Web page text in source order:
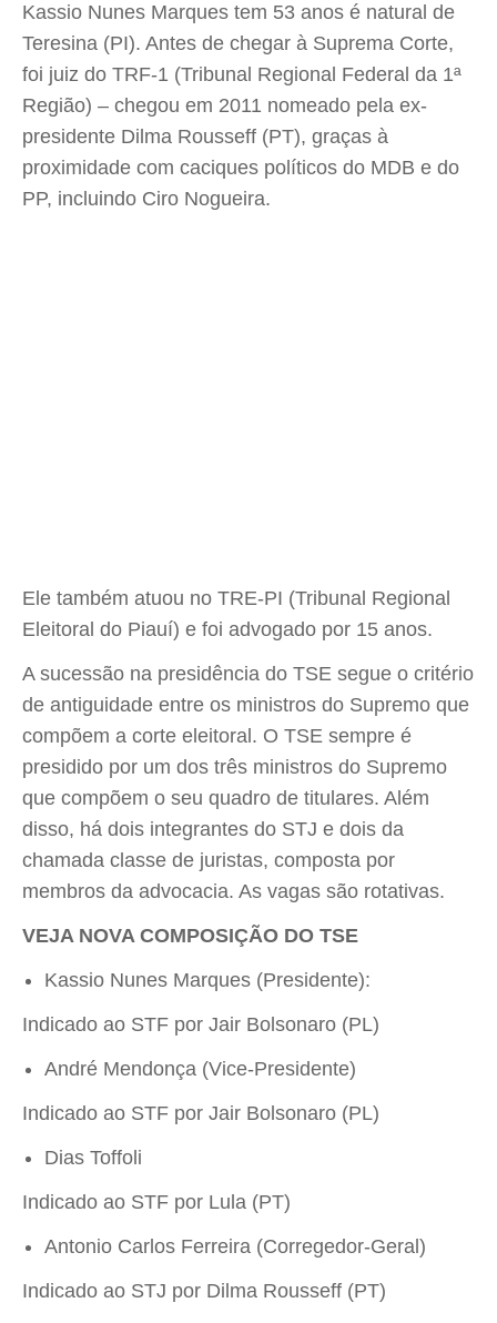
Kassio Nunes Marques tem 53 anos é natural de
Teresina (PI). Antes de chegar à Suprema Corte,
foi juiz do TRF-1 (Tribunal Regional Federal da 1ª
Região) – chegou em 2011 nomeado pela ex-
presidente Dilma Rousseff (PT), graças à
proximidade com caciques políticos do MDB e do
PP, incluindo Ciro Nogueira.
Ele também atuou no TRE-PI (Tribunal Regional
Eleitoral do Piauí) e foi advogado por 15 anos.
A sucessão na presidência do TSE segue o critério
de antiguidade entre os ministros do Supremo que
compõem a corte eleitoral. O TSE sempre é
presidido por um dos três ministros do Supremo
que compõem o seu quadro de titulares. Além
disso, há dois integrantes do STJ e dois da
chamada classe de juristas, composta por
membros da advocacia. As vagas são rotativas.
VEJA NOVA COMPOSIÇÃO DO TSE
Kassio Nunes Marques (Presidente):
Indicado ao STF por Jair Bolsonaro (PL)
André Mendonça (Vice-Presidente)
Indicado ao STF por Jair Bolsonaro (PL)
Dias Toffoli
Indicado ao STF por Lula (PT)
Antonio Carlos Ferreira (Corregedor-Geral)
Indicado ao STJ por Dilma Rousseff (PT)